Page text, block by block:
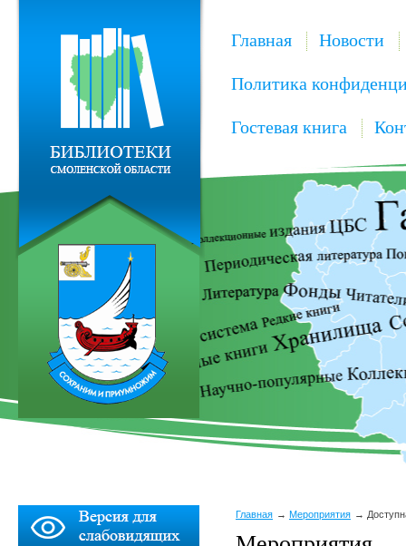
Главная Новости
Политика
Гостевая книга
Главная Мероприятия